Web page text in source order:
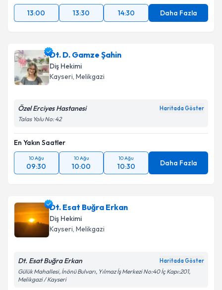
13:00
13:30 14:30 Daha Fazla
Dt. D. Gamze Şahin
Diş Hekimi
Kayseri, Melikgazi
Özel Erciyes Hastanesi Haritada Göster
Talas Yolu No: 42
En Yakın Saatler
10 Ağu
09:30
10 Ağu
10:00
10 Ağu
10:30 Daha Fazla
Dt. Esat Buğra Erkan
Diş Hekimi
Kayseri, Melikgazi
Dt. Esat Buğra Erkan Haritada Göster
Gülük Mahallesi, İnönü Bulvarı, Yılmaz İş Merkezi No:40 İç Kapı:201,
Melikgazi / Kayseri